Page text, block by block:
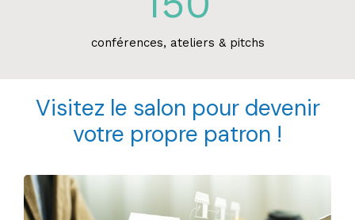
conférences, ateliers & pitchs
Visitez le salon pour devenir
votre propre patron !